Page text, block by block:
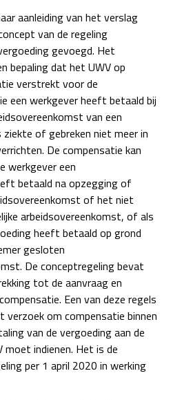
aanleiding van het verslag
van de regeling
gevoegd. Het
bepaling dat het UWV op
verstrekt voor de
een werkgever heeft betaald bij
van een
of gebreken niet meer in
De compensatie kan
werkgever een
betaald na opzegging of
of het niet
arbeidsovereenkomst, of als
heeft betaald op grond
gesloten
De conceptregeling bevat
tot de aanvraag en
Een van deze regels
verzoek om compensatie binnen
van de vergoeding aan de
moet indienen. Het is de
per 1 april 2020 in werking